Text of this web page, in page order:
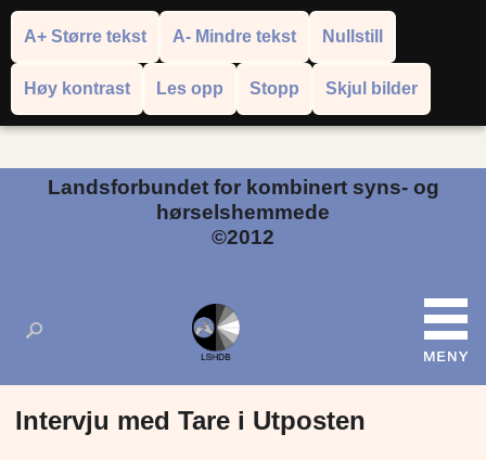
A+ Større tekst A- Mindre tekst Nullstill
Høy kontrast Les opp Stopp Skjul bilder
Landsforbundet for kombinert syns- og
hørselshemmede
©2012
Intervju med Tare i Utposten
Powered by Translate